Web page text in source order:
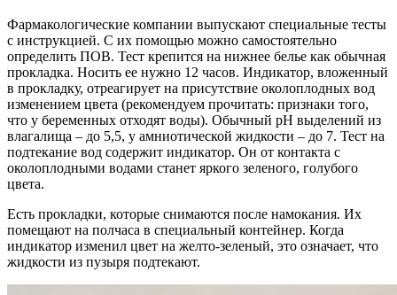
Фармакологические компании выпускают специальные тесты
с инструкцией. С их помощью можно самостоятельно
определить ПОВ. Тест крепится на нижнее белье как обычная
прокладка. Носить ее нужно 12 часов. Индикатор, вложенный
в прокладку, отреагирует на присутствие околоплодных вод
изменением цвета (рекомендуем прочитать: признаки того,
что у беременных отходят воды). Обычный pH выделений из
влагалища – до 5,5, у амниотической жидкости – до 7. Тест на
подтекание вод содержит индикатор. Он от контакта с
околоплодными водами станет яркого зеленого, голубого
цвета.
Есть прокладки, которые снимаются после намокания. Их
помещают на полчаса в специальный контейнер. Когда
индикатор изменил цвет на желто-зеленый, это означает, что
жидкости из пузыря подтекают.